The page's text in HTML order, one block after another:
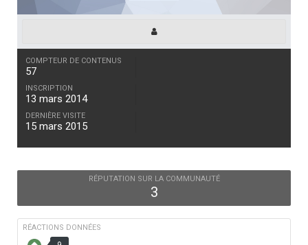
COMPTEUR DE CONTENUS
57
INSCRIPTION
13 mars 2014
DERNIÈRE VISITE
15 mars 2015
RÉPUTATION SUR LA COMMUNAUTÉ
3
RÉACTIONS DONNÉES